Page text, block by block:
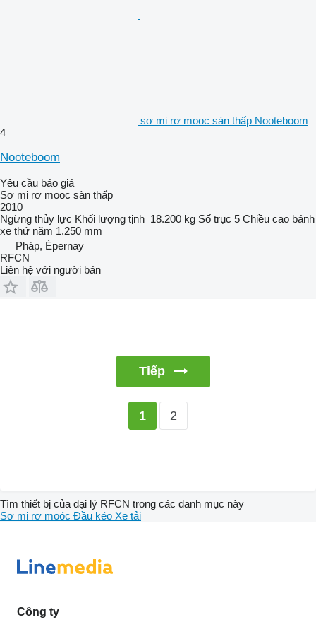
sơ mi rơ mooc sàn thấp Nooteboom
4
Nooteboom
Yêu cầu báo giá
Sơ mi rơ mooc sàn thấp
2010
Ngừng thủy lực Khối lượng tịnh 18.200 kg Số trục 5 Chiều cao bánh
xe thứ năm 1.250 mm
Pháp, Épernay
RFCN
Liên hệ với người bán
Tiếp
1 2
Tìm thiết bị của đại lý RFCN trong các danh mục này
Sơ mi rơ moóc Đầu kéo Xe tải
Công ty